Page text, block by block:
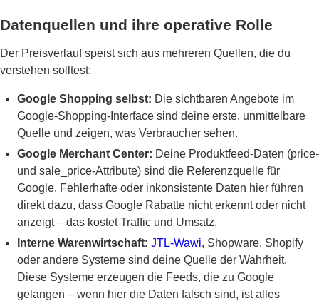
Datenquellen und ihre operative Rolle
Der Preisverlauf speist sich aus mehreren Quellen, die du
verstehen solltest:
Google Shopping selbst: Die sichtbaren Angebote im
Google-Shopping-Interface sind deine erste, unmittelbare
Quelle und zeigen, was Verbraucher sehen.
Google Merchant Center: Deine Produktfeed-Daten (price-
und sale_price-Attribute) sind die Referenzquelle für
Google. Fehlerhafte oder inkonsistente Daten hier führen
direkt dazu, dass Google Rabatte nicht erkennt oder nicht
anzeigt – das kostet Traffic und Umsatz.
Interne Warenwirtschaft: JTL-Wawi, Shopware, Shopify
oder andere Systeme sind deine Quelle der Wahrheit.
Diese Systeme erzeugen die Feeds, die zu Google
gelangen – wenn hier die Daten falsch sind, ist alles